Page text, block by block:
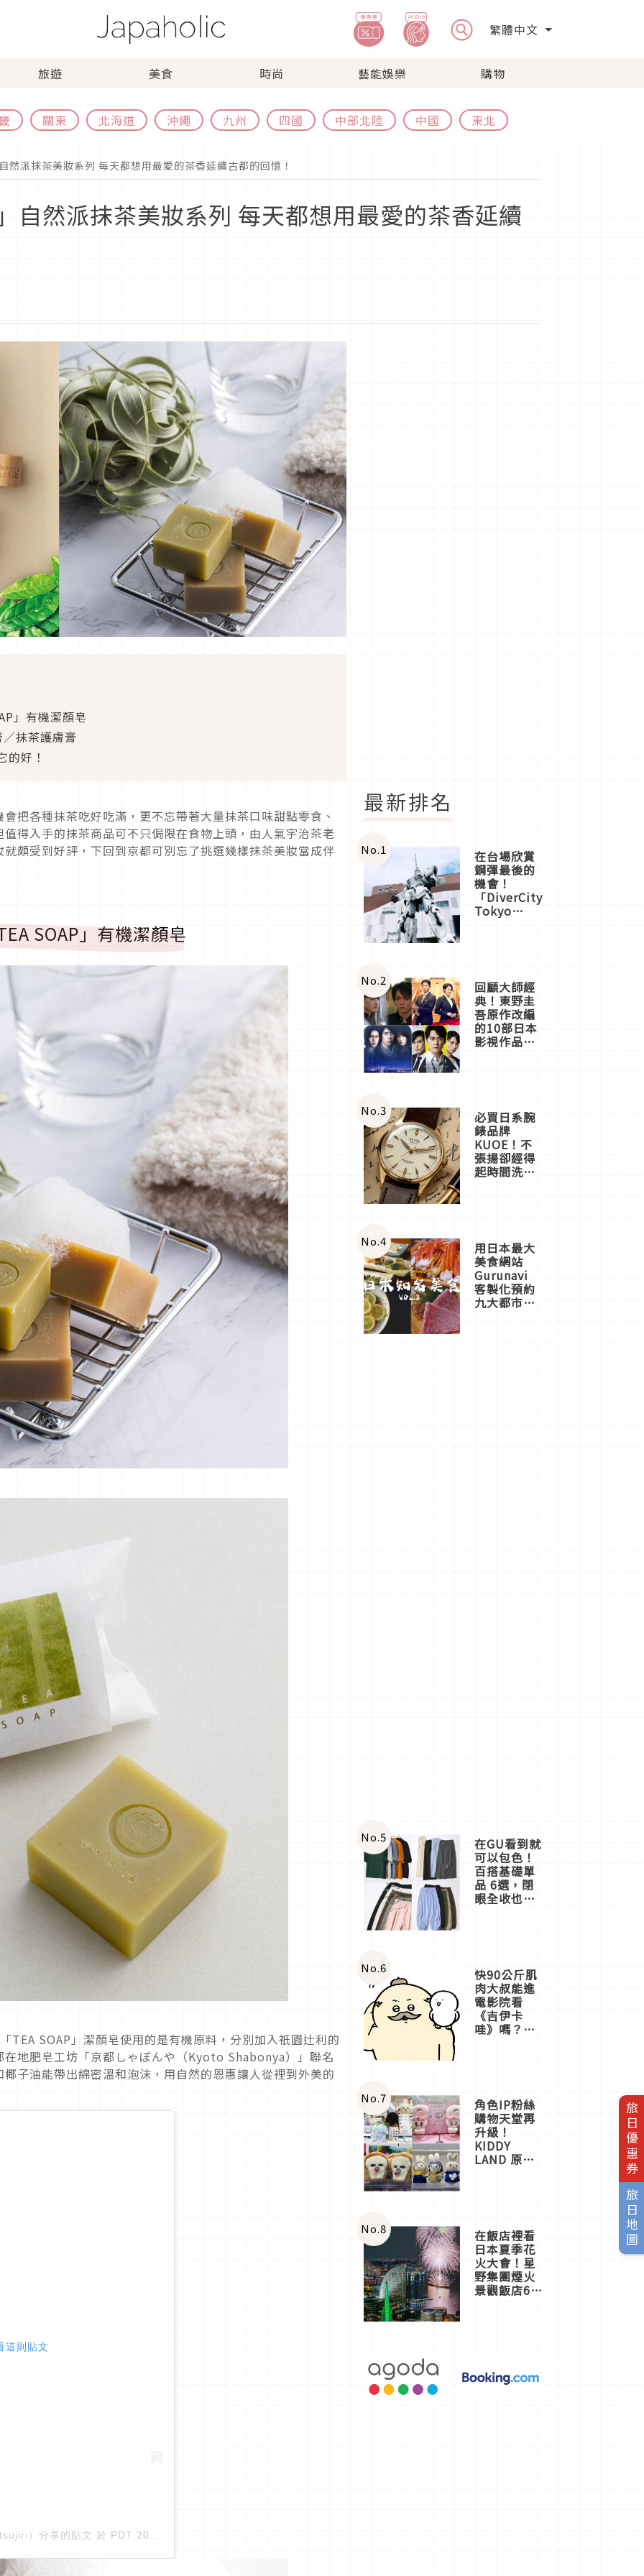
繁體中文
旅遊 美食 時尚 藝能娛樂 購物
關東 北海道 沖繩 九州 四國 中部北陸 中國 東北
旅日優惠券
旅日地圖
然派抹茶美妝系列 每天都想用最愛的茶香延續古都的回憶！
自然派抹茶美妝系列 每天都想用最愛的茶香延續
」有機潔顏皂
抹茶護膚膏
的好！
把各種抹茶吃好吃滿，更不忘帶著大量抹茶口味甜點零食、
得入手的抹茶商品可不只侷限在食物上頭，由人氣宇治茶老
頗受到好評，下回到京都可別忘了挑選幾樣抹茶美妝當成伴
SOAP」有機潔顏皂
TEA SOAP」潔顏皂使用的是有機原料，分別加入祇園辻利的
地肥皂工坊「京都しゃぼんや（Kyoto Shabonya）」聯名
子油能帶出綿密溫和泡沫，用自然的恩惠讓人從裡到外美的
則貼文
）分享的貼文 於 PDT 2020 年 7月 月 14 日 下午 6:56
最新排名
No.1 在台場欣賞
鋼彈最後的
機會！
「DiverCity
Tokyo
體驗
No.2 回顧大師經
典！東野圭
吾原作改編
的10部日本
影視作品推
No.3 必買日系腕
錶品牌
KUOE！不
張揚卻經得
起時間洗鍊
No.4 用日本最大
美食網站
Gurunavi
客製化預約
九大都市餐
No.5 在GU看到就
可以包色！
百搭基礎單
品 6選，閉
眼全收也不
No.6 快90公斤肌
肉大叔能進
電影院看
《吉伊卡
哇》嗎？日
一同給出了
答案
No.7 角色IP粉絲
購物天堂再
升級！
KIDDY
LAND 原宿
店3分即達
No.8 在飯店裡看
日本夏季花
火大會！星
野集團煙火
景觀飯店6